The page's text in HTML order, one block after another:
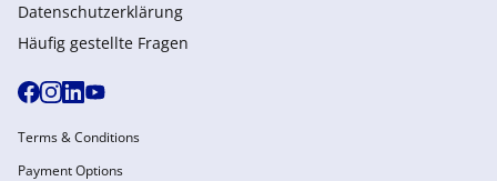
Datenschutzerklärung
Häufig gestellte Fragen
Terms & Conditions
Payment Options